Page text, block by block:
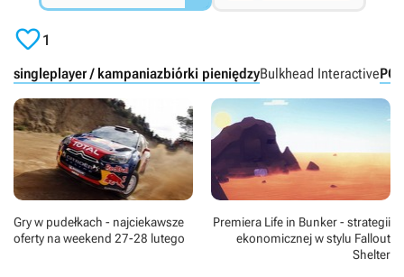
1
singleplayer / kampaniazbiórki pieniędzyBulkhead InteractivePC
Gry w pudełkach - najciekawsze
oferty na weekend 27-28 lutego
Premiera Life in Bunker - strategii
ekonomicznej w stylu Fallout
Shelter